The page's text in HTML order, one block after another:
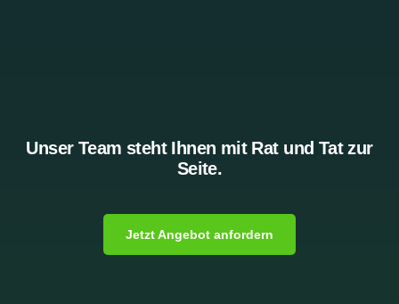
Unser Team steht Ihnen mit Rat und Tat zur
Seite.
Jetzt Angebot anfordern